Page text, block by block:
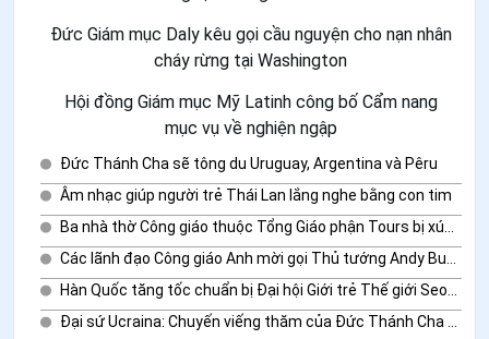
Đức Giám mục Daly kêu gọi cầu nguyện cho nạn nhân
cháy rừng tại Washington
Hội đồng Giám mục Mỹ Latinh công bố Cẩm nang
mục vụ về nghiện ngập
Đức Thánh Cha sẽ tông du Uruguay, Argentina và Pêru
Âm nhạc giúp người trẻ Thái Lan lắng nghe bằng con tim
Ba nhà thờ Công giáo thuộc Tổng Giáo phận Tours bị xúc phạm trong những ngày gần đây
Các lãnh đạo Công giáo Anh mời gọi Thủ tướng Andy Burnham hành động theo các giá trị đức tin
Hàn Quốc tăng tốc chuẩn bị Đại hội Giới trẻ Thế giới Seoul 2027
Đại sứ Ucraina: Chuyến viếng thăm của Đức Thánh Cha sẽ thúc đẩy mạnh mẽ tiến trình hòa bình